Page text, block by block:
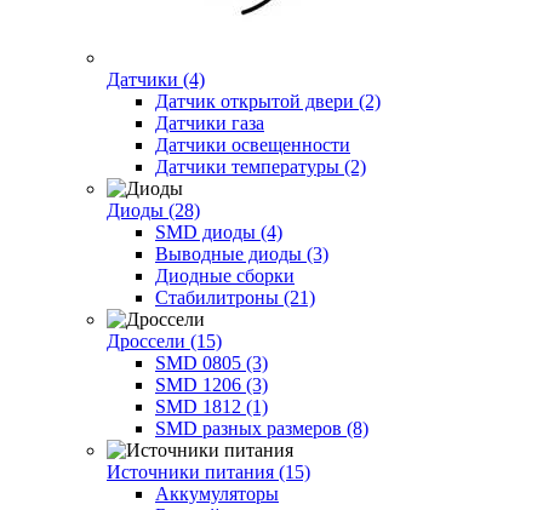
Датчики (4)
Датчик открытой двери (2)
Датчики газа
Датчики освещенности
Датчики температуры (2)
Диоды (28)
SMD диоды (4)
Выводные диоды (3)
Диодные сборки
Стабилитроны (21)
Дроссели (15)
SMD 0805 (3)
SMD 1206 (3)
SMD 1812 (1)
SMD разных размеров (8)
Источники питания (15)
Аккумуляторы